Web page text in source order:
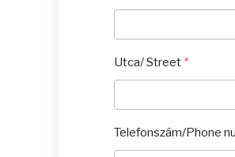
Utca/ Street *
Telefonszám/Phone